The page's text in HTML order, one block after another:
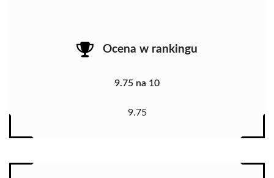
Ocena w rankingu
9.75 na 10
9.75